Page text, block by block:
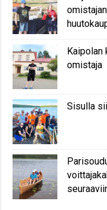
omistaja
Sisulla